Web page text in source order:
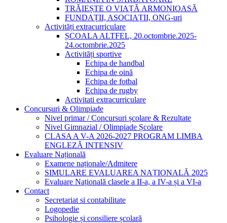
TRĂIEȘTE O VIAȚĂ ARMONIOASĂ
FUNDAȚII, ASOCIAȚII, ONG-uri
Activități extracurriculare
ȘCOALA ALTFEL, 20.octombrie.2025-
24.octombrie.2025
Activități sportive
Echipa de handbal
Echipa de oină
Echipa de fotbal
Echipa de rugby
Activitati extracurriculare
Concursuri & Olimpiade
Nivel primar / Concursuri școlare & Rezultate
Nivel Gimnazial / Olimpiade Școlare
CLASA A V-A 2026-2027 PROGRAM LIMBA
ENGLEZĂ INTENSIV
Evaluare Națională
Examene naționale/Admitere
SIMULARE EVALUAREA NAȚIONALĂ 2025
Evaluare Națională clasele a II-a, a IV-a și a VI-a
Contact
Secretariat si contabilitate
Logopedie
Psihologie și consiliere școlară